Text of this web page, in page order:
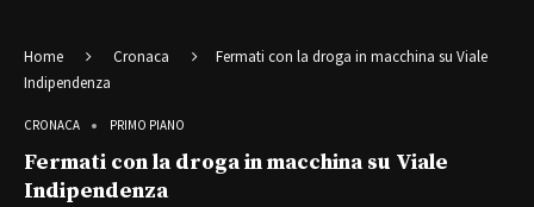
Home Cronaca
Fermati con la droga in macchina su Viale
Indipendenza
CRONACA PRIMO PIANO
Fermati con la droga in macchina su Viale
Indipendenza